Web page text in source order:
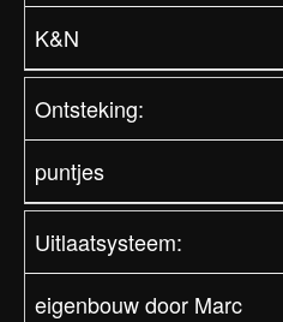
K&N
Ontsteking:
puntjes
Uitlaatsysteem:
eigenbouw door Marc